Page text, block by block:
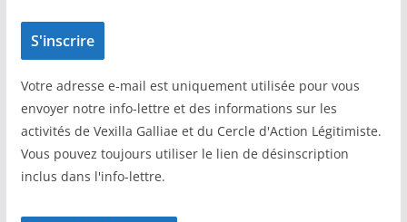
Votre adresse e-mail est uniquement utilisée pour vous
envoyer notre info-lettre et des informations sur les
activités de Vexilla Galliae et du Cercle d'Action Légitimiste.
Vous pouvez toujours utiliser le lien de désinscription
inclus dans l'info-lettre.